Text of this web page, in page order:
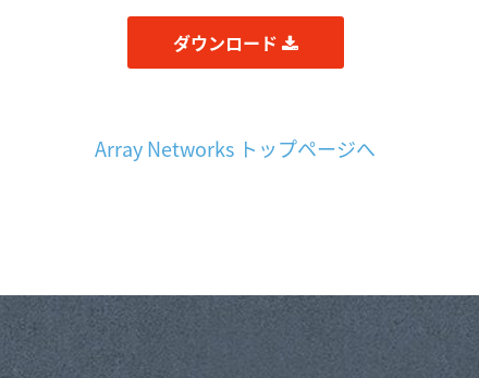
ダウンロード
Array Networks トップページへ